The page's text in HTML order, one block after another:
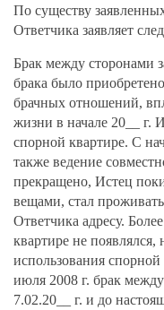
По существу
Ответчика заявляет
Брак между сторонами
брака было
брачных отношений,
жизни в начале 20__ г.
спорной квартире. С
также ведение
прекращено, Истец
вещами, стал
Ответчика адресу.
квартире не
использования
июля 2008 г. брак
7.02.20__ г. и до